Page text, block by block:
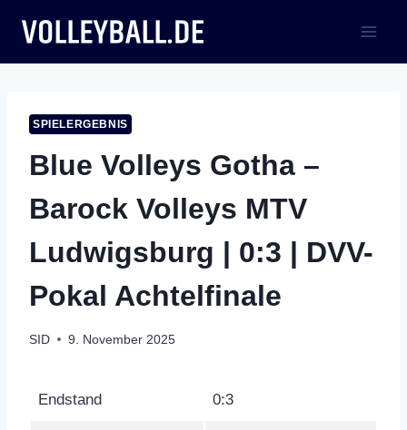
Inhalt
springen
SPIELERGEBNIS
Blue Volleys Gotha –
Barock Volleys MTV
Ludwigsburg | 0:3 | DVV-
Pokal Achtelfinale
SID 9. November 2025
Endstand 0:3